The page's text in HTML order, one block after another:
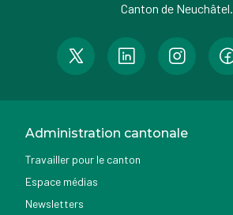
Canton de Neuchâtel.
Administration cantonale
Travailler pour le canton
Espace médias
Newsletters